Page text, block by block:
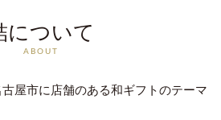
について
ABOUT
古屋市に店舗のある和ギフトのテーマ